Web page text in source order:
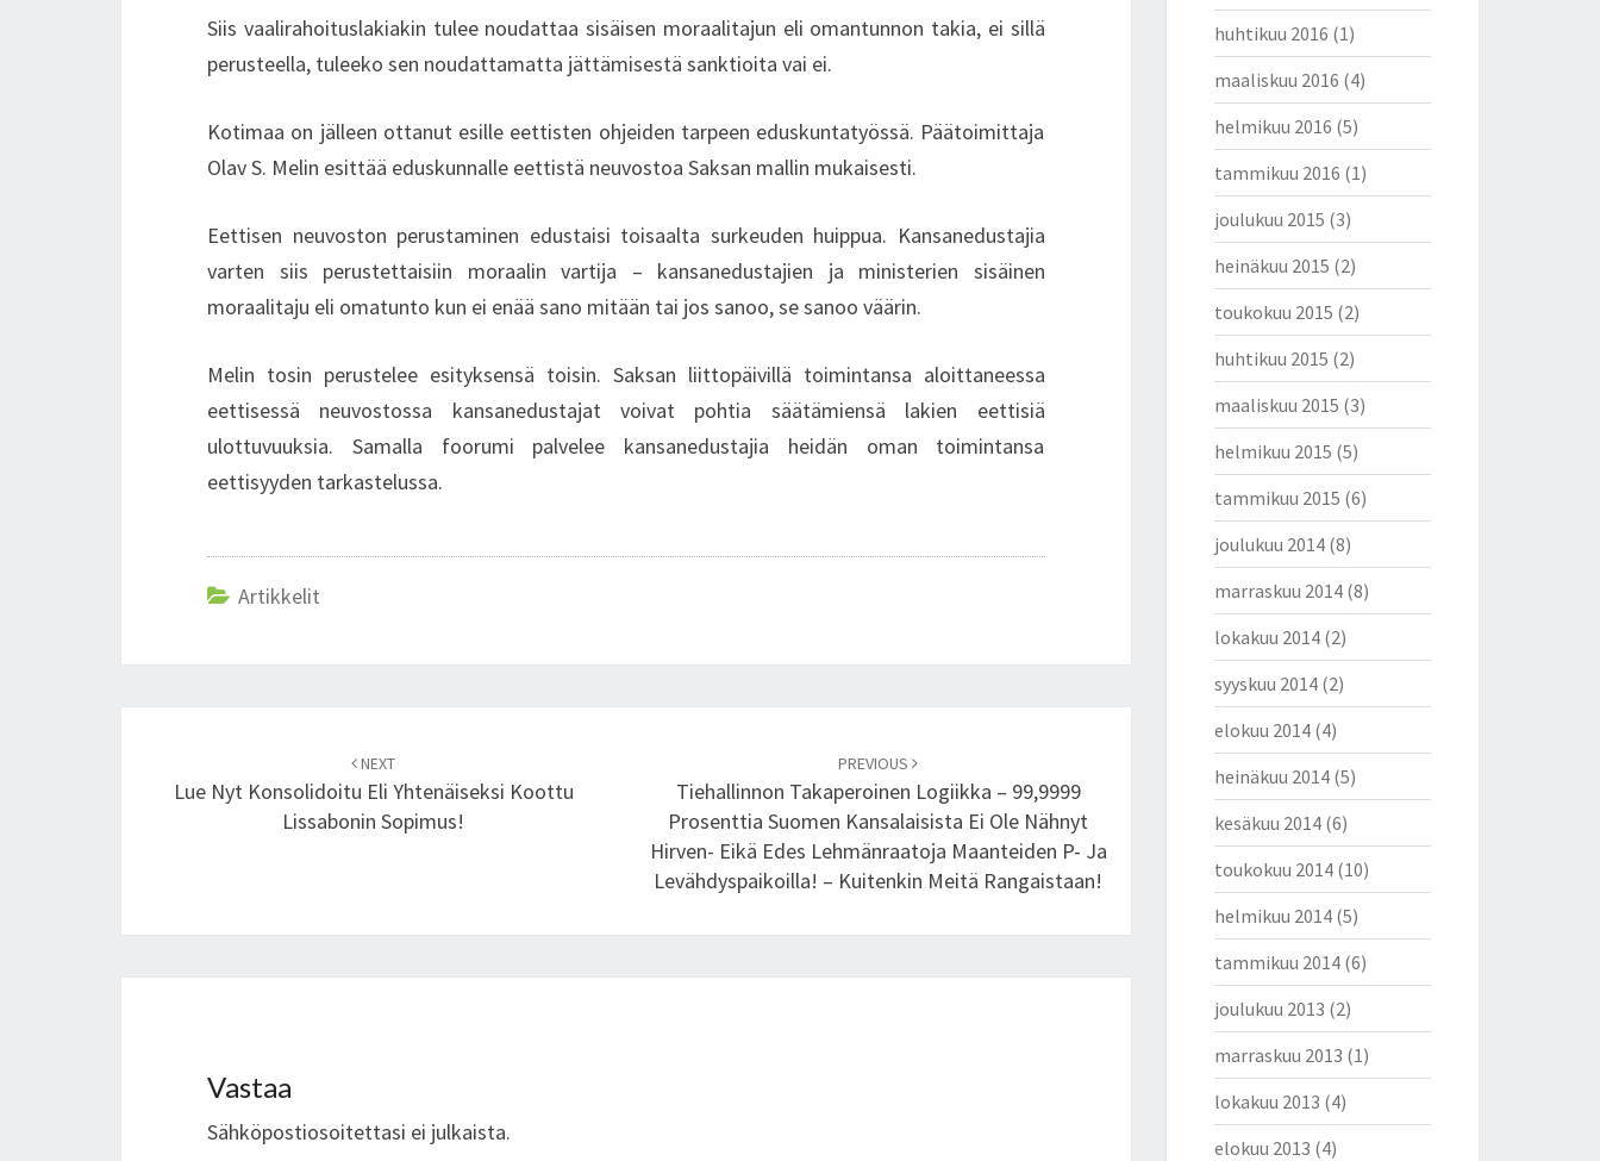
D
E
A
A
H
O
L
H
T
I
E
Siis vaalirahoituslakiakin tulee noudattaa sisäisen moraalitajun eli omantunnon takia, ei sillä
perusteella, tuleeko sen noudattamatta jättämisestä sanktioita vai ei.
Kotimaa on jälleen ottanut esille eettisten ohjeiden tarpeen eduskuntatyössä. Päätoimittaja
Olav S. Melin esittää eduskunnalle eettistä neuvostoa Saksan mallin mukaisesti.
Eettisen neuvoston perustaminen edustaisi toisaalta surkeuden huippua. Kansanedustajia
varten siis perustettaisiin moraalin vartija – kansanedustajien ja ministerien sisäinen
moraalitaju eli omatunto kun ei enää sano mitään tai jos sanoo, se sanoo väärin.
Melin tosin perustelee esityksensä toisin. Saksan liittopäivillä toimintansa aloittaneessa
eettisessä neuvostossa kansanedustajat voivat pohtia säätämiensä lakien eettisiä
ulottuvuuksia. Samalla foorumi palvelee kansanedustajia heidän oman toimintansa
eettisyyden tarkastelussa.
Artikkelit
navigation
NEXT
Lue Nyt Konsolidoitu Eli Yhtenäiseksi Koottu
Lissabonin Sopimus!
PREVIOUS
Tiehallinnon Takaperoinen Logiikka – 99,9999
Prosenttia Suomen Kansalaisista Ei Ole Nähnyt
Hirven- Eikä Edes Lehmänraatoja Maanteiden P- Ja
Levähdyspaikoilla! – Kuitenkin Meitä Rangaistaan!
Vastaa
Sähköpostiosoitettasi ei julkaista.
huhtikuu 2016 (1)
maaliskuu 2016 (4)
helmikuu 2016 (5)
tammikuu 2016 (1)
joulukuu 2015 (3)
heinäkuu 2015 (2)
toukokuu 2015 (2)
huhtikuu 2015 (2)
maaliskuu 2015 (3)
helmikuu 2015 (5)
tammikuu 2015 (6)
joulukuu 2014(8)
marraskuu 2014(8)
lokakuu 2014(2)
syyskuu 2014(2)
elokuu 2014(4)
heinäkuu 2014(5)
kesäkuu 2014(6)
toukokuu 2014(10)
helmikuu 2014(5)
tammikuu 2014(6)
joulukuu 2013 (2)
marraskuu 2013 (1)
lokakuu 2013 (4)
elokuu 2013 (4)